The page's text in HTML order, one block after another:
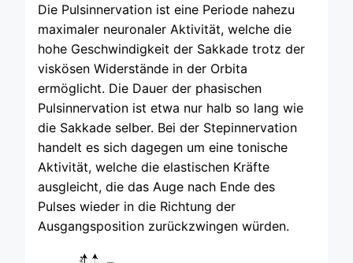
Die Pulsinnervation ist eine Periode nahezu
maximaler neuronaler Aktivität, welche die
hohe Geschwindigkeit der Sakkade trotz der
viskösen Widerstände in der Orbita
ermöglicht. Die Dauer der phasischen
Pulsinnervation ist etwa nur halb so lang wie
die Sakkade selber. Bei der Stepinnervation
handelt es sich dagegen um eine tonische
Aktivität, welche die elastischen Kräfte
ausgleicht, die das Auge nach Ende des
Pulses wieder in die Richtung der
Ausgangsposition zurückzwingen würden.